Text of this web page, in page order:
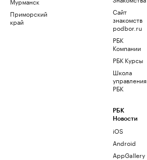
Приморский
край
Сайт
знакомств
podbor.ru
РБК
Компании
РБК Курсы
Школа
управления
РБК
РБК
Новости
iOS
Android
AppGallery